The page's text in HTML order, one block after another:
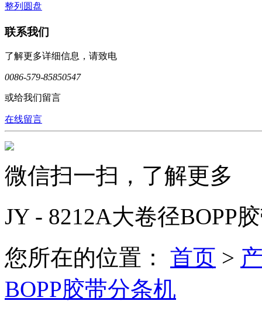
整列圆盘
联系我们
了解更多详细信息，请致电
0086-579-85850547
或给我们留言
在线留言
微信扫一扫，了解更多
JY - 8212A大卷径BOPP
您所在的位置： 首页 >
BOPP胶带分条机